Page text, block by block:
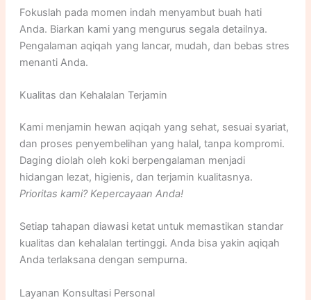
Fokuslah pada momen indah menyambut buah hati
Anda. Biarkan kami yang mengurus segala detailnya.
Pengalaman aqiqah yang lancar, mudah, dan bebas stres
menanti Anda.
Kualitas dan Kehalalan Terjamin
Kami menjamin hewan aqiqah yang sehat, sesuai syariat,
dan proses penyembelihan yang halal, tanpa kompromi.
Daging diolah oleh koki berpengalaman menjadi
hidangan lezat, higienis, dan terjamin kualitasnya.
Prioritas kami? Kepercayaan Anda!
Setiap tahapan diawasi ketat untuk memastikan standar
kualitas dan kehalalan tertinggi. Anda bisa yakin aqiqah
Anda terlaksana dengan sempurna.
Layanan Konsultasi Personal